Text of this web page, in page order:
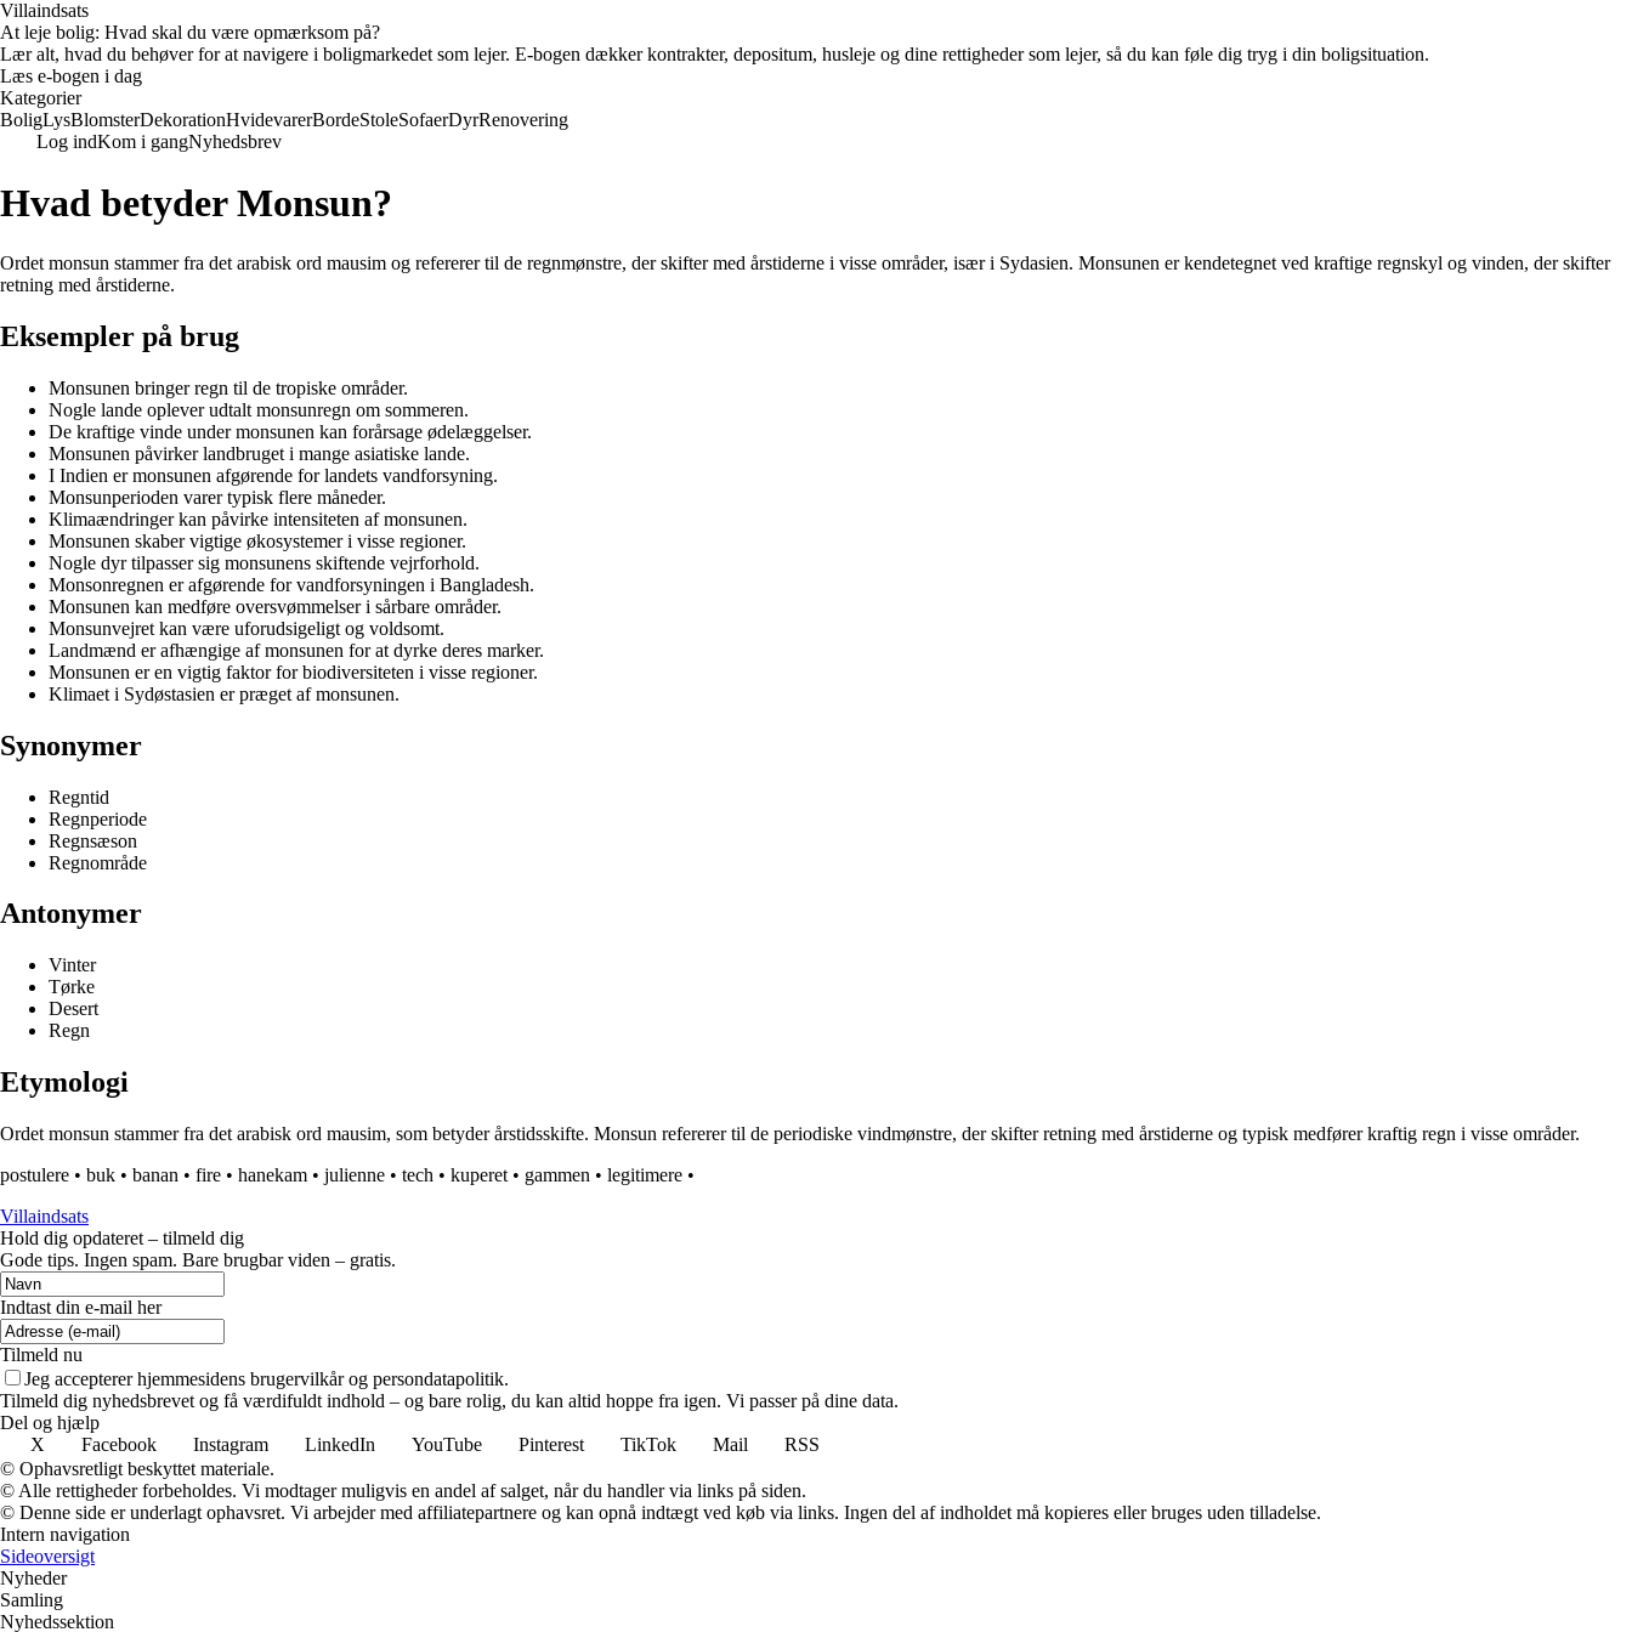
Villaindsats
At leje bolig: Hvad skal du være opmærksom på?
Lær alt, hvad du behøver for at navigere i boligmarkedet som lejer. E-bogen dækker kontrakter, depositum, husleje og dine rettigheder som lejer, så du kan føle dig tryg i din boligsituation.
Læs e-bogen i dag
Kategorier
BoligLysBlomsterDekorationHvidevarerBordeStoleSofaerDyrRenovering
Log indKom i gangNyhedsbrev
Hvad betyder Monsun?
Ordet monsun stammer fra det arabisk ord mausim og refererer til de regnmønstre, der skifter med årstiderne i visse områder, især i Sydasien. Monsunen er kendetegnet ved kraftige regnskyl og vinden, der skifter
retning med årstiderne.
Eksempler på brug
Monsunen bringer regn til de tropiske områder.
Nogle lande oplever udtalt monsunregn om sommeren.
De kraftige vinde under monsunen kan forårsage ødelæggelser.
Monsunen påvirker landbruget i mange asiatiske lande.
I Indien er monsunen afgørende for landets vandforsyning.
Monsunperioden varer typisk flere måneder.
Klimaændringer kan påvirke intensiteten af monsunen.
Monsunen skaber vigtige økosystemer i visse regioner.
Nogle dyr tilpasser sig monsunens skiftende vejrforhold.
Monsonregnen er afgørende for vandforsyningen i Bangladesh.
Monsunen kan medføre oversvømmelser i sårbare områder.
Monsunvejret kan være uforudsigeligt og voldsomt.
Landmænd er afhængige af monsunen for at dyrke deres marker.
Monsunen er en vigtig faktor for biodiversiteten i visse regioner.
Klimaet i Sydøstasien er præget af monsunen.
Synonymer
Regntid
Regnperiode
Regnsæson
Regnområde
Antonymer
Vinter
Tørke
Desert
Regn
Etymologi
Ordet monsun stammer fra det arabisk ord mausim, som betyder årstidsskifte. Monsun refererer til de periodiske vindmønstre, der skifter retning med årstiderne og typisk medfører kraftig regn i visse områder.
postulere • buk • banan • fire • hanekam • julienne • tech • kuperet • gammen • legitimere •
Villaindsats
Hold dig opdateret – tilmeld dig
Gode tips. Ingen spam. Bare brugbar viden – gratis.
Indtast din e-mail her
Tilmeld nu
Jeg accepterer hjemmesidens brugervilkår og persondatapolitik.
Tilmeld dig nyhedsbrevet og få værdifuldt indhold – og bare rolig, du kan altid hoppe fra igen. Vi passer på dine data.
Del og hjælp
X
Facebook Instagram LinkedIn YouTube Pinterest TikTok Mail
RSS
© Ophavsretligt beskyttet materiale.
© Alle rettigheder forbeholdes. Vi modtager muligvis en andel af salget, når du handler via links på siden.
© Denne side er underlagt ophavsret. Vi arbejder med affiliatepartnere og kan opnå indtægt ved køb via links. Ingen del af indholdet må kopieres eller bruges uden tilladelse.
Intern navigation
Sideoversigt
Nyheder
Samling
Nyhedssektion